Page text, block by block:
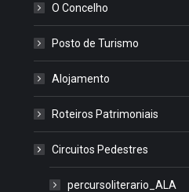
O Concelho
Posto de Turismo
Alojamento
Roteiros Patrimoniais
Circuitos Pedestres
percursoliterario_ALA